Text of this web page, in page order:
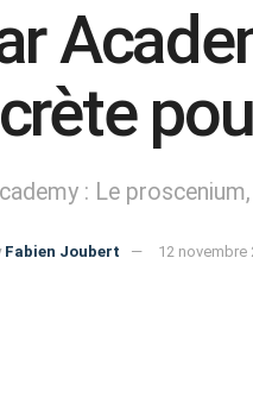
: Le
Fabien Joubert 12 novembre